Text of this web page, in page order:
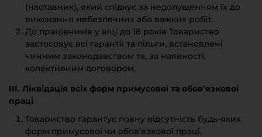
(наставник), який слідкує за недопущенням їх до
виконання небезпечних або важких робіт.
До працівників у віці до 18 років Товариство
застосовує всі гарантії та пільги, встановлені
чинним законодавством та, за наявності,
колективним договором.
III. Ліквідація всіх форм примусової та обов’язкової
праці
Товариство гарантує повну відсутність будь-яких
форм примусової чи обов’язкової праці,